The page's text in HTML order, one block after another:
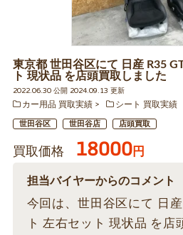
東京都 世田谷区にて 日産 R35
ト 現状品 を店頭買取しました
2022.06.30 公開 2024.09.13 更新
カー用品 買取実績
シート 買取実績
世田谷区 世田谷店 店頭買取
買取価格 18000円
担当バイヤーからのコメント
今回は、世田谷区にて 日
ト 左右セット 現状品 を店